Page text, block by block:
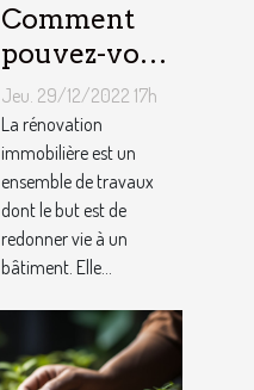
Comment
pouvez-vous
faire une
rénovation
immobilière
?
Jeu. 29/12/2022 17h
La rénovation
immobilière est un
ensemble de travaux
dont le but est de
redonner vie à un
bâtiment. Elle...